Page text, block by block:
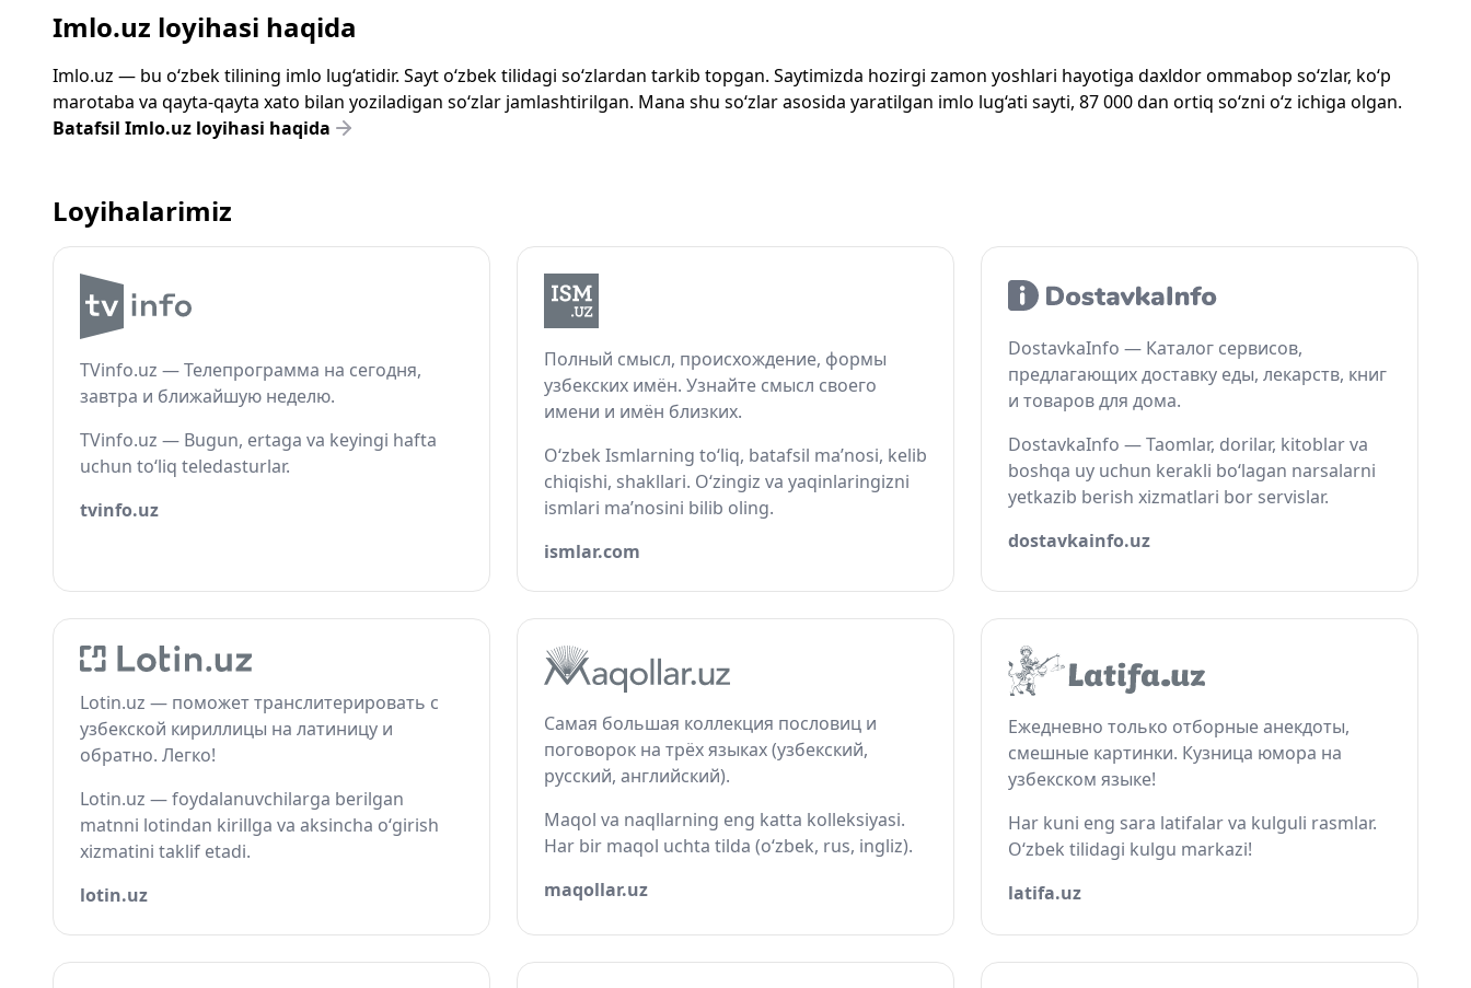
Imlo.uz loyihasi haqida
Imlo.uz — bu o‘zbek tilining imlo lug‘atidir. Sayt o‘zbek tilidagi so‘zlardan tarkib topgan. Saytimizda hozirgi zamon yoshlari hayotiga daxldor ommabop so‘zlar, ko‘p
marotaba va qayta-qayta xato bilan yoziladigan so‘zlar jamlashtirilgan. Mana shu so‘zlar asosida yaratilgan imlo lug‘ati sayti, 87 000 dan ortiq so‘zni o‘z ichiga olgan.
Batafsil Imlo.uz loyihasi haqida
Loyihalarimiz
TVinfo.uz — Телепрограмма на сегодня,
завтра и ближайшую неделю.
TVinfo.uz — Bugun, ertaga va keyingi hafta
uchun to‘liq teledasturlar.
tvinfo.uz
Полный смысл, происхождение, формы
узбекских имён. Узнайте смысл своего
имени и имён близких.
O‘zbek Ismlarning to‘liq, batafsil ma’nosi, kelib
chiqishi, shakllari. O‘zingiz va yaqinlaringizni
ismlari ma’nosini bilib oling.
ismlar.com
DostavkaInfo — Каталог сервисов,
предлагающих доставку еды, лекарств, книг
и товаров для дома.
DostavkaInfo — Taomlar, dorilar, kitoblar va
boshqa uy uchun kerakli bo‘lagan narsalarni
yetkazib berish xizmatlari bor servislar.
dostavkainfo.uz
Lotin.uz — поможет транслитерировать с
узбекской кириллицы на латиницу и
обратно. Легко!
Lotin.uz — foydalanuvchilarga berilgan
matnni lotindan kirillga va aksincha o‘girish
xizmatini taklif etadi.
lotin.uz
Самая большая коллекция пословиц и
поговорок на трёх языках (узбекский,
русский, английский).
Maqol va naqllarning eng katta kolleksiyasi.
Har bir maqol uchta tilda (o‘zbek, rus, ingliz).
maqollar.uz
Ежедневно только отборные анекдоты,
смешные картинки. Кузница юмора на
узбекском языке!
Har kuni eng sara latifalar va kulguli rasmlar.
O‘zbek tilidagi kulgu markazi!
latifa.uz